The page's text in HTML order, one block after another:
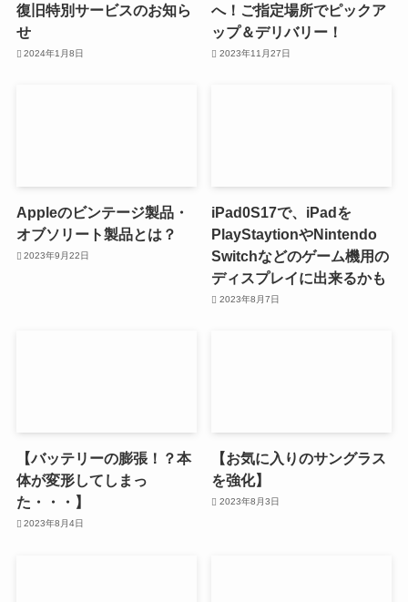
復旧特別サービスのお知ら
せ
2024年1月8日
へ！ご指定場所でピックア
ップ＆デリバリー！
2023年11月27日
Appleのビンテージ製品・
オブソリート製品とは？
2023年9月22日
iPad0S17で、iPadを
PlayStaytionやNintendo
Switchなどのゲーム機用の
ディスプレイに出来るかも
2023年8月7日
【バッテリーの膨張！？本
体が変形してしまっ
た・・・】
2023年8月4日
【お気に入りのサングラス
を強化】
2023年8月3日